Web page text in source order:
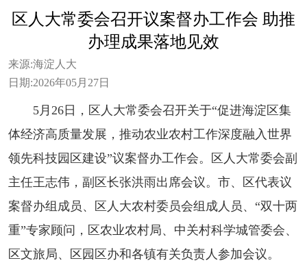
区人大常委会召开议案督办工作会 助推
办理成果落地见效
来源:海淀人大
日期:2026年05月27日
5月26日，区人大常委会召开关于“促进海淀区集
体经济高质量发展，推动农业农村工作深度融入世界
领先科技园区建设”议案督办工作会。区人大常委会副
主任王志伟，副区长张洪雨出席会议。市、区代表议
案督办组成员、区人大农村委员会组成人员、“双十两
重”专家顾问，区农业农村局、中关村科学城管委会、
区文旅局、区园区办和各镇有关负责人参加会议。